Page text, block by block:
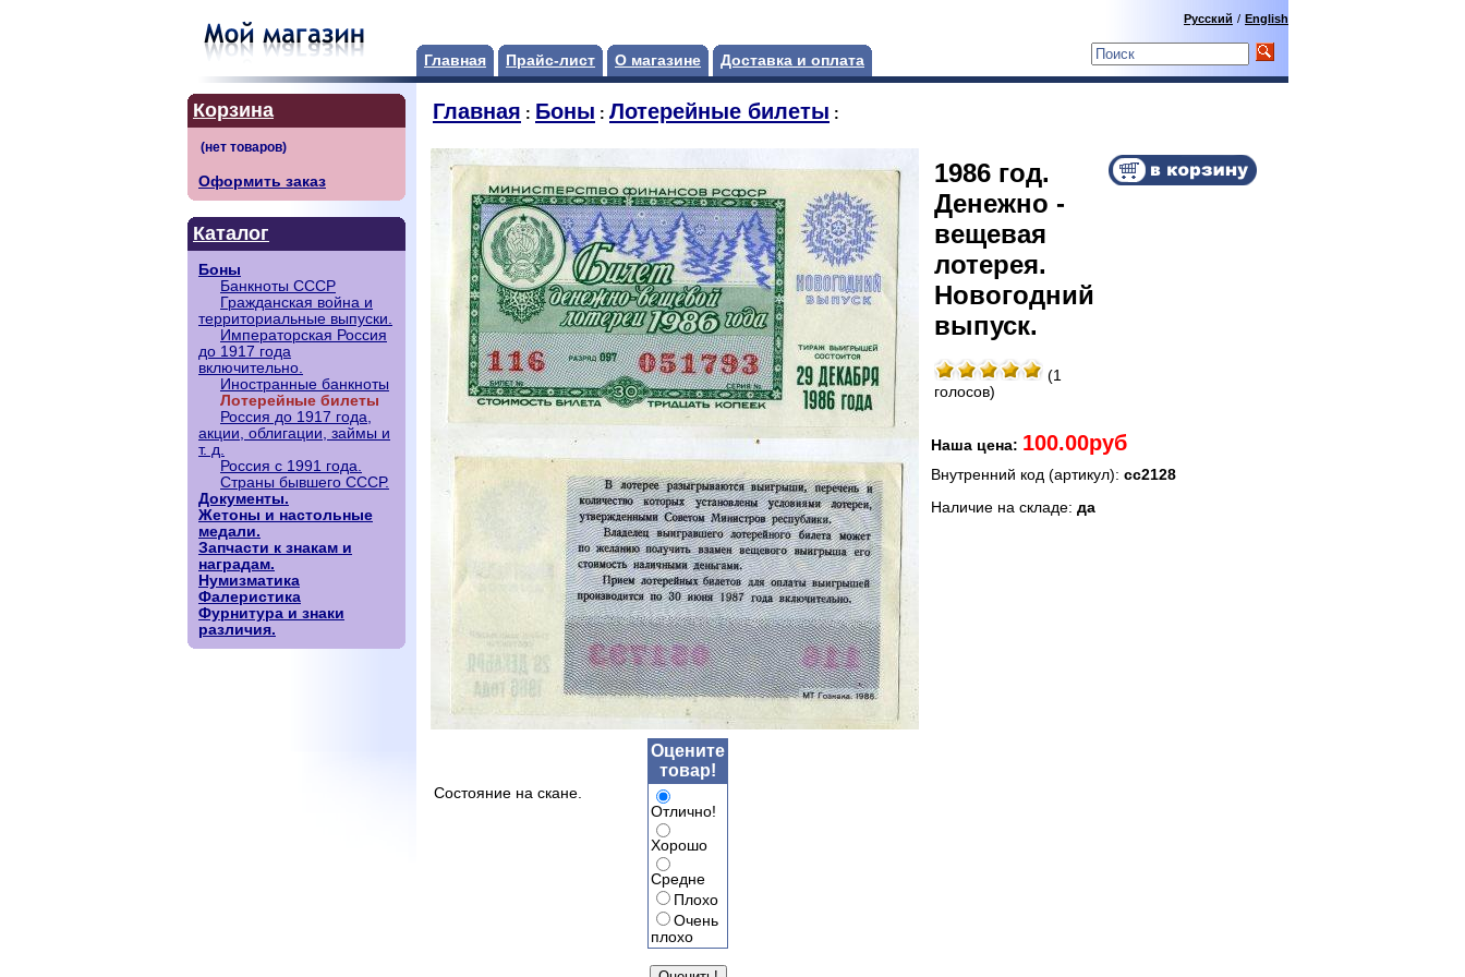
Главная Прайс-лист О магазине Доставка и оплата
Русский / English
Корзина
Оформить заказ
Каталог
Боны
Банкноты СССР
Гражданская война и
территориальные выпуски.
Императорская Россия
до 1917 года
включительно.
Иностранные банкноты
Лотерейные билеты
Россия до 1917 года,
акции, облигации, займы и
т. д.
Россия с 1991 года.
Страны бывшего СССР.
Документы.
Жетоны и настольные
медали.
Запчасти к знакам и
наградам.
Нумизматика
Фалеристика
Фурнитура и знаки
различия.
Главная : Боны : Лотерейные билеты :
1986 год.
Денежно -
вещевая
лотерея.
Новогодний
выпуск.
(1
голосов)
Наша цена: 100.00руб
Внутренний код (артикул): сс2128
Наличие на складе: да
Состояние на скане.
Оцените
товар!
Отлично!
Хорошо
Средне
Плохо
Очень
плохо